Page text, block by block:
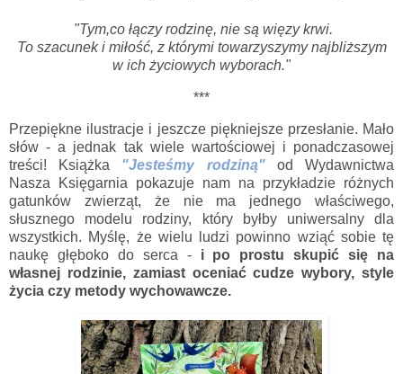
"Tym,co łączy rodzinę, nie są więzy krwi.
To szacunek i miłość, z którymi towarzyszymy najbliższym
w ich życiowych wyborach."
***
Przepiękne ilustracje i jeszcze piękniejsze przesłanie. Mało
słów - a jednak tak wiele wartościowej i ponadczasowej
treści! Książka "Jesteśmy rodziną"od Wydawnictwa
Nasza Księgarnia pokazuje nam na przykładzie różnych
gatunków zwierząt, że nie ma jednego właściwego,
słusznego modelu rodziny, który byłby uniwersalny dla
wszystkich. Myślę, że wielu ludzi powinno wziąć sobie tę
naukę głęboko do serca -i po prostu skupić się na
własnej rodzinie, zamiast oceniać cudze wybory, style
życia czy metody wychowawcze.